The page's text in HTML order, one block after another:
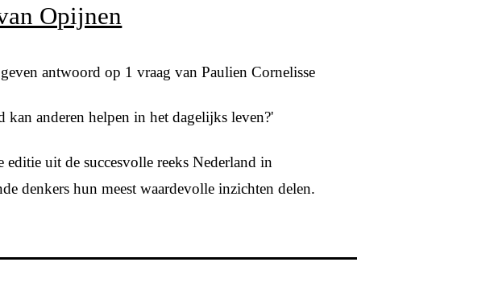
Opijnen
antwoord op 1 vraag van Paulien Cornelisse
anderen helpen in het dagelijks leven?'
editie uit de succesvolle reeks Nederland in
denkers hun meest waardevolle inzichten delen.